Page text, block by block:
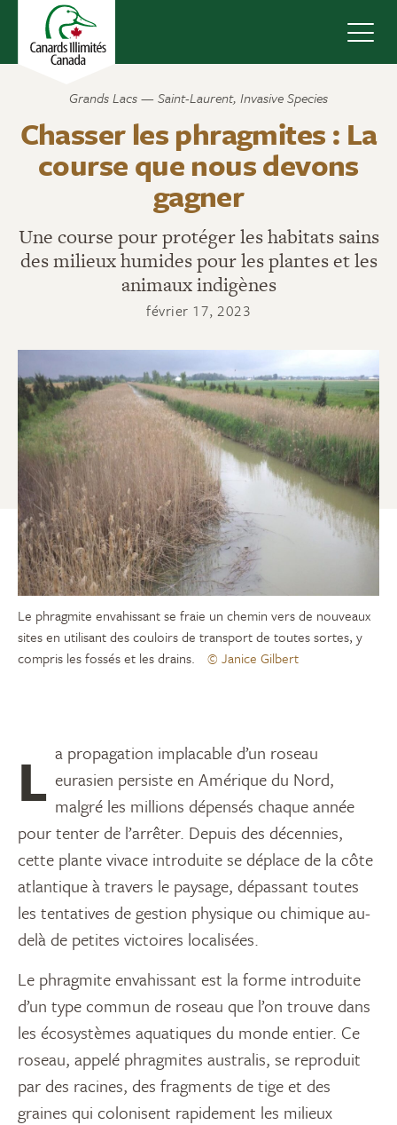
Grands Lacs — Saint-Laurent, Invasive Species
Chasser les phragmites : La
course que nous devons
gagner
Une course pour protéger les habitats sains
des milieux humides pour les plantes et les
animaux indigènes
février 17, 2023
Le phragmite envahissant se fraie un chemin vers de nouveaux
sites en utilisant des couloirs de transport de toutes sortes, y
compris les fossés et les drains.
© Janice Gilbert
La propagation implacable d’un roseau eurasien persiste en Amérique du Nord,
malgré les millions dépensés chaque année
pour tenter de l’arrêter. Depuis des décennies,
cette plante vivace introduite se déplace de la côte
atlantique à travers le paysage, dépassant toutes
les tentatives de gestion physique ou chimique au-
delà de petites victoires localisées.
Le phragmite envahissant est la forme introduite
d’un type commun de roseau que l’on trouve dans
les écosystèmes aquatiques du monde entier. Ce
roseau, appelé phragmites australis, se reproduit
par des racines, des fragments de tige et des
graines qui colonisent rapidement les milieux